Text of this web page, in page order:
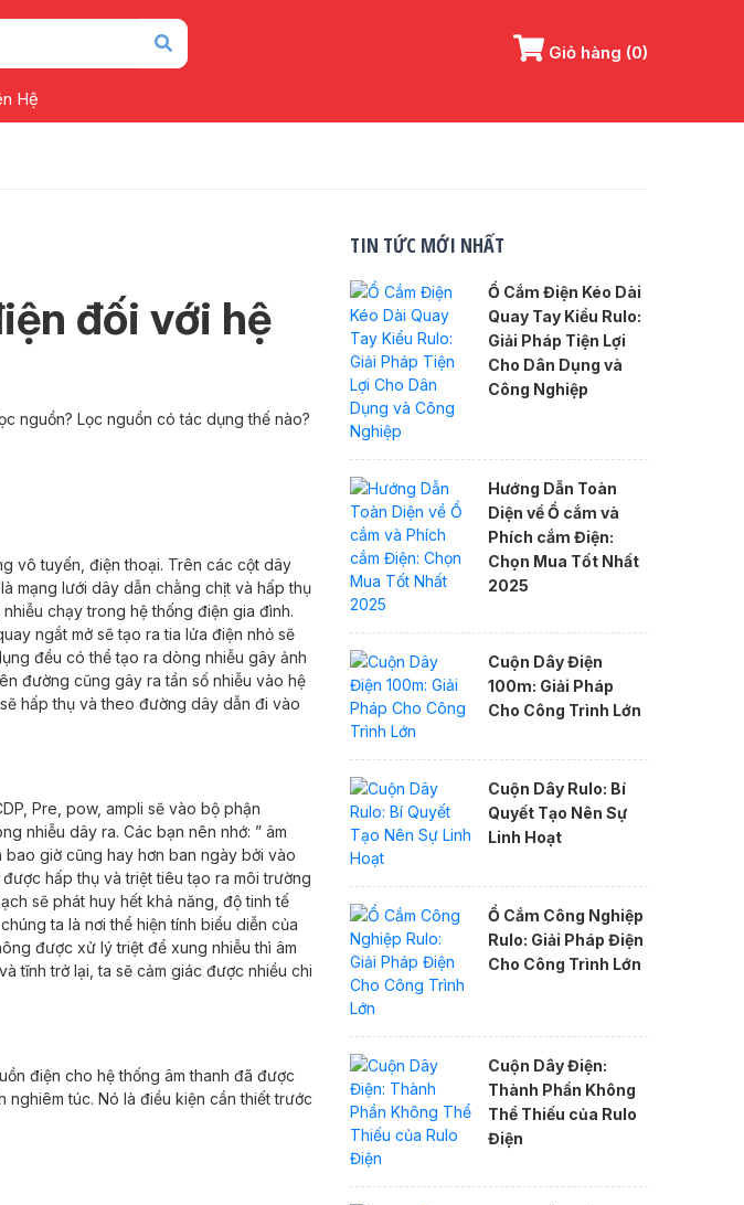
Giỏ hàng (0)
Hệ
đối với hệ
nguồn? Lọc nguồn có tác dụng thế nào?
vô tuyến, điện thoại. Trên các cột dây
mạng lưới dây dẫn chằng chịt và hấp thụ
chạy trong hệ thống điện gia đình.
ngắt mở sẽ tạo ra tia lửa điện nhỏ sẽ
đều có thể tạo ra dòng nhiễu gây ảnh
đường cũng gây ra tần số nhiễu vào hệ
hấp thụ và theo đường dây dẫn đi vào
Pre, pow, ampli sẽ vào bộ phận
nhiễu dây ra. Các bạn nên nhớ: ” âm
giờ cũng hay hơn ban ngày bởi vào
hấp thụ và triệt tiêu tạo ra môi trường
sẽ phát huy hết khả năng, độ tinh tế
ta là nơi thể hiện tính biểu diễn của
được xử lý triệt để xung nhiễu thì âm
tĩnh trở lại, ta sẽ cảm giác được nhiều chi
điện cho hệ thống âm thanh đã được
túc. Nó là điều kiện cần thiết trước
TIN TỨC MỚI NHẤT
Ổ Cắm Điện Kéo Dài
Quay Tay Kiểu Rulo:
Giải Pháp Tiện Lợi
Cho Dân Dụng và
Công Nghiệp
Hướng Dẫn Toàn
Diện về Ổ cắm và
Phích cắm Điện:
Chọn Mua Tốt Nhất
2025
Cuộn Dây Điện
100m: Giải Pháp
Cho Công Trình Lớn
Cuộn Dây Rulo: Bí
Quyết Tạo Nên Sự
Linh Hoạt
Ổ Cắm Công Nghiệp
Rulo: Giải Pháp Điện
Cho Công Trình Lớn
Cuộn Dây Điện:
Thành Phần Không
Thể Thiếu của Rulo
Điện